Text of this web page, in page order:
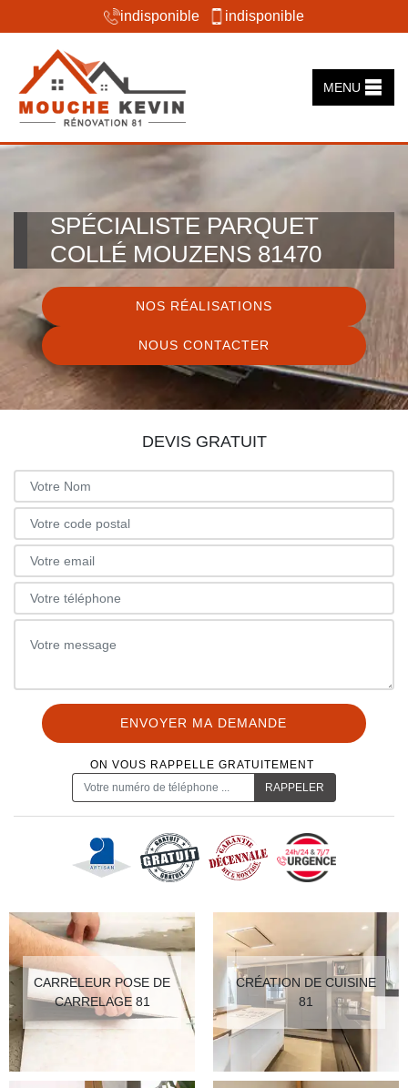
indisponible indisponible
MENU
SPÉCIALISTE PARQUET
COLLÉ MOUZENS 81470
NOS RÉALISATIONS
NOUS CONTACTER
DEVIS GRATUIT
ON VOUS RAPPELLE GRATUITEMENT
CARRELEUR POSE DE
CARRELAGE 81
CRÉATION DE CUISINE
81